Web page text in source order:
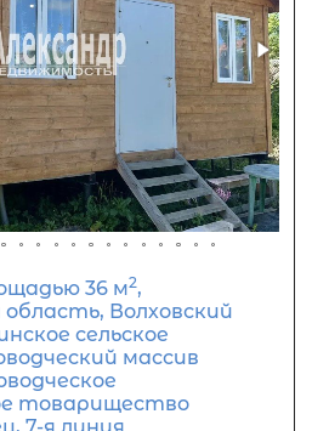
32 м2,
Куянсуо
продажа
Лахденпохский район
соток